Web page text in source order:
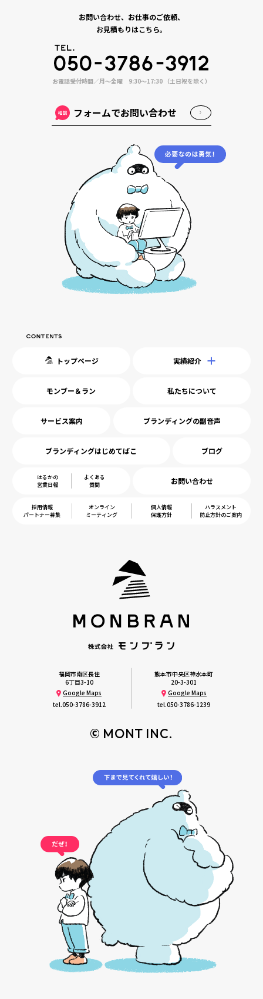
お問い合わせ、お仕事のご依頼、
お見積もりはこちら。
お電話受付時間／月〜金曜 9:30〜17:30 （土日祝を除く）
フォームでお問い合わせ
トップページ 実績紹介
モンブー＆ラン 私たちについて
サービス案内 ブランディングの副音声
ブランディングはじめてばこ ブログ
はるかの
営業日報
よくある
質問
お問い合わせ
採用情報
パートナー募集
オンライン
ミーティング
個人情報
保護方針
ハラスメント
防止方針のご案内
福岡市南区長住
6丁目3-10
Google Maps
tel.050-3786-3912
熊本市中央区神水本町
20-3-301
Google Maps
tel.050-3786-1239
© MONT INC.